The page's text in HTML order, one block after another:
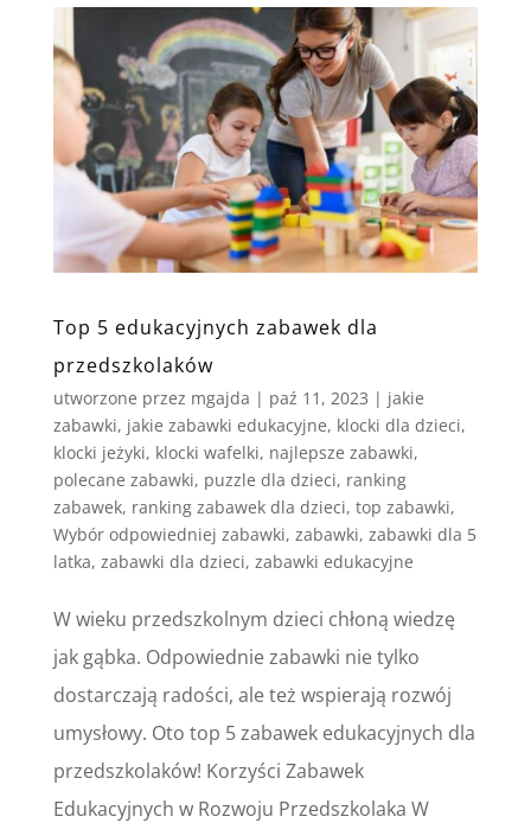
Top 5 edukacyjnych zabawek dla
przedszkolaków
utworzone przez mgajda | paź 11, 2023 | jakie
zabawki, jakie zabawki edukacyjne, klocki dla dzieci,
klocki jeżyki, klocki wafelki, najlepsze zabawki,
polecane zabawki, puzzle dla dzieci, ranking
zabawek, ranking zabawek dla dzieci, top zabawki,
Wybór odpowiedniej zabawki, zabawki, zabawki dla 5
latka, zabawki dla dzieci, zabawki edukacyjne
W wieku przedszkolnym dzieci chłoną wiedzę
jak gąbka. Odpowiednie zabawki nie tylko
dostarczają radości, ale też wspierają rozwój
umysłowy. Oto top 5 zabawek edukacyjnych dla
przedszkolaków! Korzyści Zabawek
Edukacyjnych w Rozwoju Przedszkolaka W